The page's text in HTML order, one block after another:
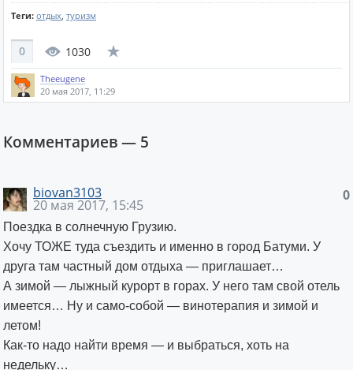
Теги: отдых, туризм
0 1030
Theeugene
20 мая 2017, 11:29
Комментариев — 5
0
biovan3103
20 мая 2017, 15:45
Поездка в солнечную Грузию.
Хочу ТОЖЕ туда съездить и именно в город Батуми. У
друга там частный дом отдыха — приглашает…
А зимой — лыжный курорт в горах. У него там свой отель
имеется… Ну и само-собой — винотерапия и зимой и
летом!
Как-то надо найти время — и выбраться, хоть на
недельку…